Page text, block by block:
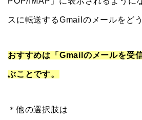
スに転送するGmailのメールをど
おすすめは「Gmailのメールを受
ぶことです。
＊他の選択肢は